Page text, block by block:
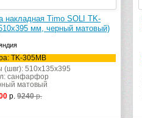
накладная Timo SOLI TK-
мм, черный матовый)
TK-305MB
(швг): 510x135x395
санфарфор
матовый
р. 9240р.